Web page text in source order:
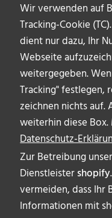
Wir verwenden auf
Tracking-Cookie
dient nur dazu, Ihr
Webseite
weitergegeben.
Tracking" festlegen,
zeichnen nichts auf.
weiterhin diese
Datenschutz-
Zur Betreibung
Dienstleistershopify
vermeiden, dass Ihr
Informationen mit
ÜBER UNS